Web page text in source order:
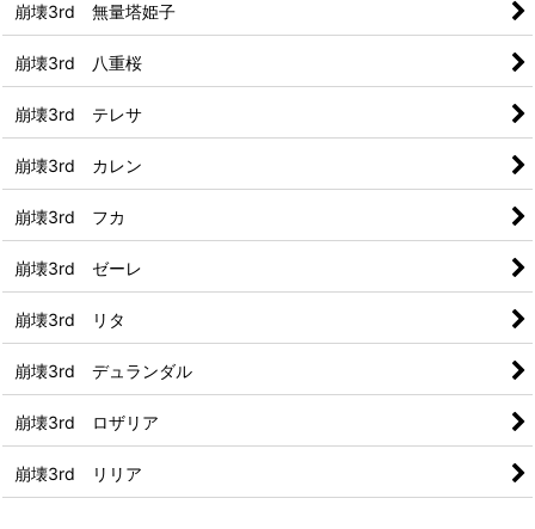
崩壊3rd 無量塔姫子
崩壊3rd 八重桜
崩壊3rd テレサ
崩壊3rd カレン
崩壊3rd フカ
崩壊3rd ゼーレ
崩壊3rd リタ
崩壊3rd デュランダル
崩壊3rd ロザリア
崩壊3rd リリア